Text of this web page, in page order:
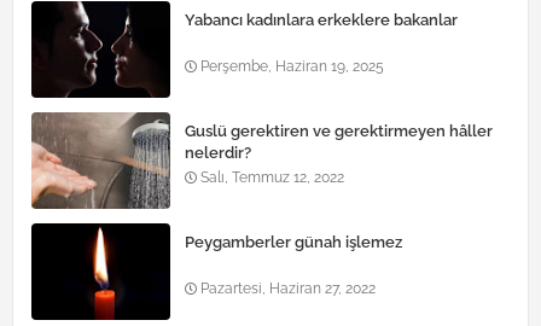
Yabancı kadınlara erkeklere bakanlar
Perşembe, Haziran 19, 2025
Guslü gerektiren ve gerektirmeyen hâller
nelerdir?
Salı, Temmuz 12, 2022
Peygamberler günah işlemez
Pazartesi, Haziran 27, 2022